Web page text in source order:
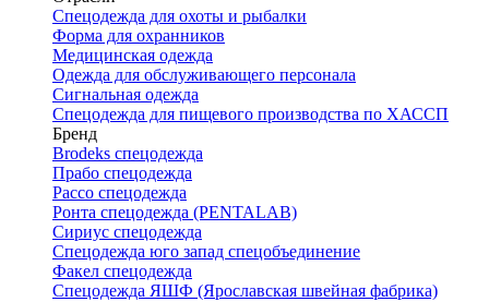
Спецодежда для охоты и рыбалки
Форма для охранников
Медицинская одежда
Одежда для обслуживающего персонала
Сигнальная одежда
Спецодежда для пищевого производства по ХАССП
Бренд
Brodeks спецодежда
Прабо спецодежда
Рассо спецодежда
Ронта спецодежда (PENTALAB)
Сириус спецодежда
Спецодежда юго запад спецобъединение
Факел спецодежда
Спецодежда ЯШФ (Ярославская швейная фабрика)